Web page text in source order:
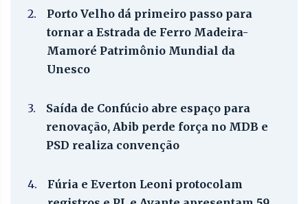
2.
Porto Velho dá primeiro passo para
tornar a Estrada de Ferro Madeira-
Mamoré Patrimônio Mundial da
Unesco
3.
Saída de Confúcio abre espaço para
renovação, Abib perde força no MDB e
PSD realiza convenção
4.
Fúria e Everton Leoni protocolam